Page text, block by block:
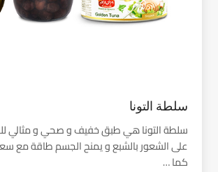
سلطة التونا
سلطة التونا هي طبق خفيف و صحي و مثالي
على الشعور بالشبع و يمنح الجسم طاقة مع
كما …